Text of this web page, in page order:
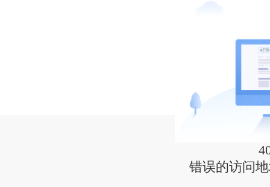
错误的访问